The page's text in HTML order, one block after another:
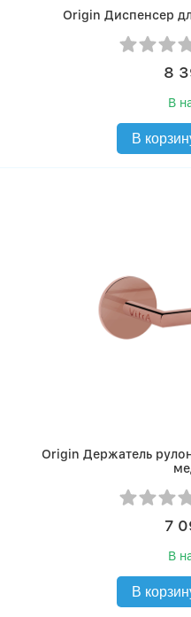
Origin Диспенсер
8
В
В
Origin Держатель
7
В
В